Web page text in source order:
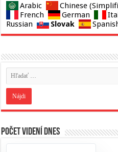
Arabic Chinese
French
German
Russian
Slovak
Počet videní dnes